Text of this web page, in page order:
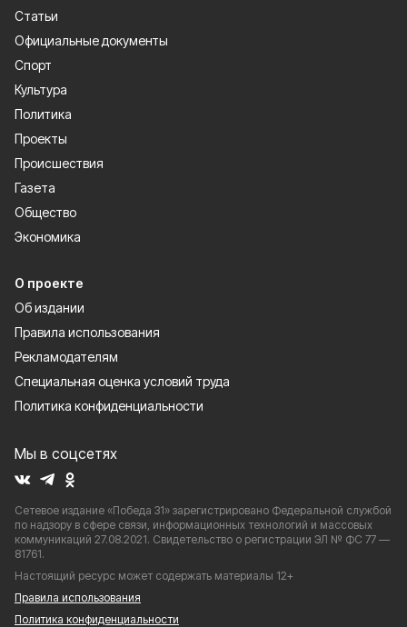
Статьи
Официальные документы
Спорт
Культура
Политика
Проекты
Происшествия
Газета
Общество
Экономика
О проекте
Об издании
Правила использования
Рекламодателям
Специальная оценка условий труда
Политика конфиденциальности
Мы в соцсетях
Сетевое издание «Победа 31» зарегистрировано Федеральной службой
по надзору в сфере связи, информационных технологий и массовых
коммуникаций 27.08.2021. Свидетельство о регистрации ЭЛ № ФС 77 —
81761.
Настоящий ресурс может содержать материалы 12+
Правила использования
Политика конфиденциальности